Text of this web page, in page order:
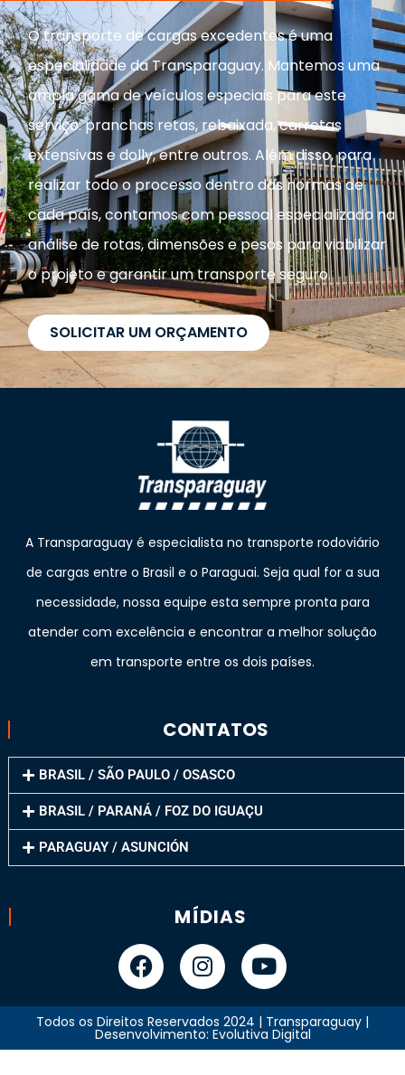
O transporte de cargas excedentes é uma
especialidade da Transparaguay. Mantemos uma
ampla gama de veículos especiais para este
serviço: pranchas retas, rebaixada, carretas
extensivas e dolly, entre outros. Além disso, para
realizar todo o processo dentro das normas de
cada país, contamos com pessoal especializado na
análise de rotas, dimensões e pesos para viabilizar
o projeto e garantir um transporte seguro.
SOLICITAR UM ORÇAMENTO
A Transparaguay é especialista no transporte rodoviário
de cargas entre o Brasil e o Paraguai. Seja qual for a sua
necessidade, nossa equipe esta sempre pronta para
atender com excelência e encontrar a melhor solução
em transporte entre os dois países.
CONTATOS
BRASIL / SÃO PAULO / OSASCO
BRASIL / PARANÁ / FOZ DO IGUAÇU
PARAGUAY / ASUNCIÓN
MÍDIAS
Todos os Direitos Reservados 2024 | Transparaguay |
Desenvolvimento: Evolutiva Digital